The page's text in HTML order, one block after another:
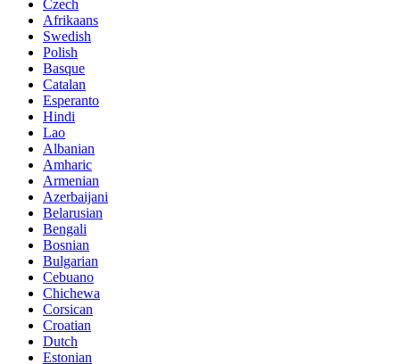
Czech
Afrikaans
Swedish
Polish
Basque
Catalan
Esperanto
Hindi
Lao
Albanian
Amharic
Armenian
Azerbaijani
Belarusian
Bengali
Bosnian
Bulgarian
Cebuano
Chichewa
Corsican
Croatian
Dutch
Estonian